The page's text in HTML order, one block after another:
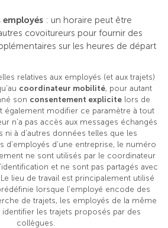
employés : un horaire peut être
covoitureurs pour fournir des
sur les heures de départ
relatives aux employés (et aux trajets)
coordinateur mobilité, pour autant
son consentement explicite lors de
également modifier ce paramètre à tout
n’a pas accès aux messages échangés
ni à d’autres données telles que les
d’employés d’une entreprise, le numéro
ne sont utilisés par le coordinateur
et ne sont pas partagés avec
lieu de travail est principalement utilisé
lorsque l’employé encode des
de trajets, les employés de la même
les trajets proposés par des
collègues.